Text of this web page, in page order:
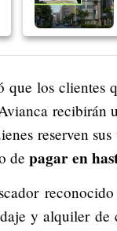
los clientes
recibirán
reserven
de pagar en
y alquiler de